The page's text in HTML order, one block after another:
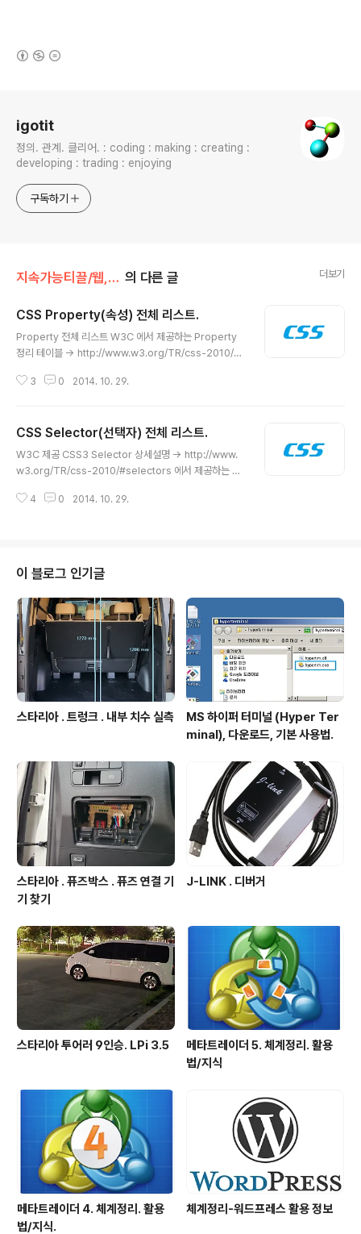
igotit
정의. 관계. 클리어. : coding : making : creating :
developing : trading : enjoying
구독하기
지속가능티끌/웹,워드프레스 의 다른 글 더보기
CSS Property(속성) 전체 리스트.
Property 전체 리스트 W3C 에서 제공하는 Property
정리 테이블 -> http://www.w3.org/TR/css-2010/#
릭하면 상세정보를 볼 수 있다. Name Values Initial val
or | inherit transparent visual background-imag
e | none | inherit none visual background-positi
on [ [ | | left | center | right ] [ | | top | center..
3 0 2014. 10. 29.
CSS Selector(선택자) 전체 리스트.
W3C 제공 CSS3 Selector 상세설명 -> http://www.
w3.org/TR/css-2010/#selectors 에서 제공하는 Se
Selector 의 상세설명 볼 수 있음. The following tabl
of type E Type selector 1 E[foo] an E element wi
th a "foo" attribute Attribute selectors 2 E[foo
="b..
4 0 2014. 10. 29.
이 블로그 인기글
스타리아 . 트렁크 . 내부 치수 실측
MS 하이퍼 터미널 (Hyper Ter
minal), 다운로드, 기본 사용법.
스타리아 . 퓨즈박스 . 퓨즈 연결 기
기 찾기
J-LINK . 디버거
스타리아 투어러 9인승. LPi 3.5
메타트레이더 5. 체계정리. 활용
법/지식
메타트레이더 4. 체계정리. 활용
법/지식.
체계정리-워드프레스 활용 정보